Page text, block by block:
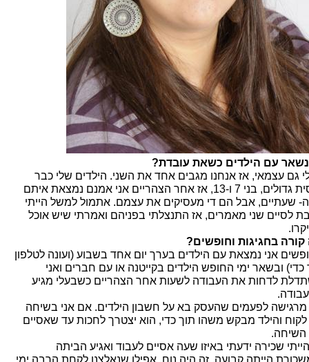
עם הילדים כשאת עובדת?
גם עצמאי, אז אנחנו מגבים אחד את השני. הילדים שלי כבר
יחסית גדולים, בני 7 ו-13, אז אחר הצהריים אני אמנם נמצאת איתם
שעתיים, אבל הם די מעסיקים את עצמם. אתמול למשל הייתי
לסיים שני מאמרים, אז התנצלתי בפניהם ואמרתי שיש אוכל
בחגיגות וחופשים?
אני נמצאת עם הילדים בערך יום אחד בשבוע (ועונה לטלפון
כדי) ובשאר ימי החופש הילדים בקייטנה או עם חברים ואני
לדחות את העבודה לשעות אחר הצהריים כשבעלי מגיע
מרגישה לפעמים שהעסק בא על חשבון הילדים. אם אני בשיחה
והילד מבקש משהו תוך כדי, הוא יצטרך לחכות עד שאסיים
שכירה ידעתי באיזו שעה אסיים לעבוד ואגיע הביתה
הייתה קבועה. זה היה נוח, אפילו שנאלצנו לקחת הרבה ימי